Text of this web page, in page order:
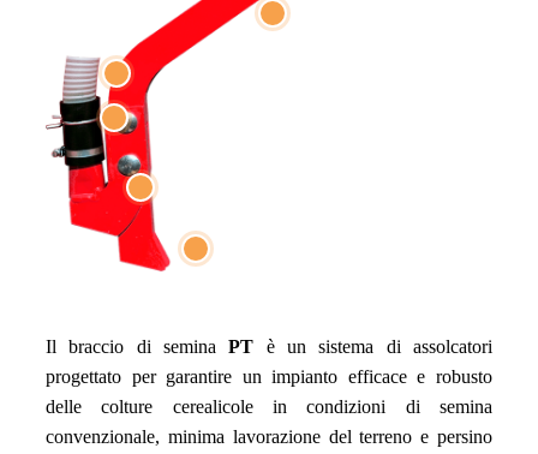
Il braccio di seminaPT è un sistema di assolcatori
progettato per garantire un impianto efficace e robusto
delle colture cerealicole in condizioni di semina
convenzionale, minima lavorazione del terreno e persino